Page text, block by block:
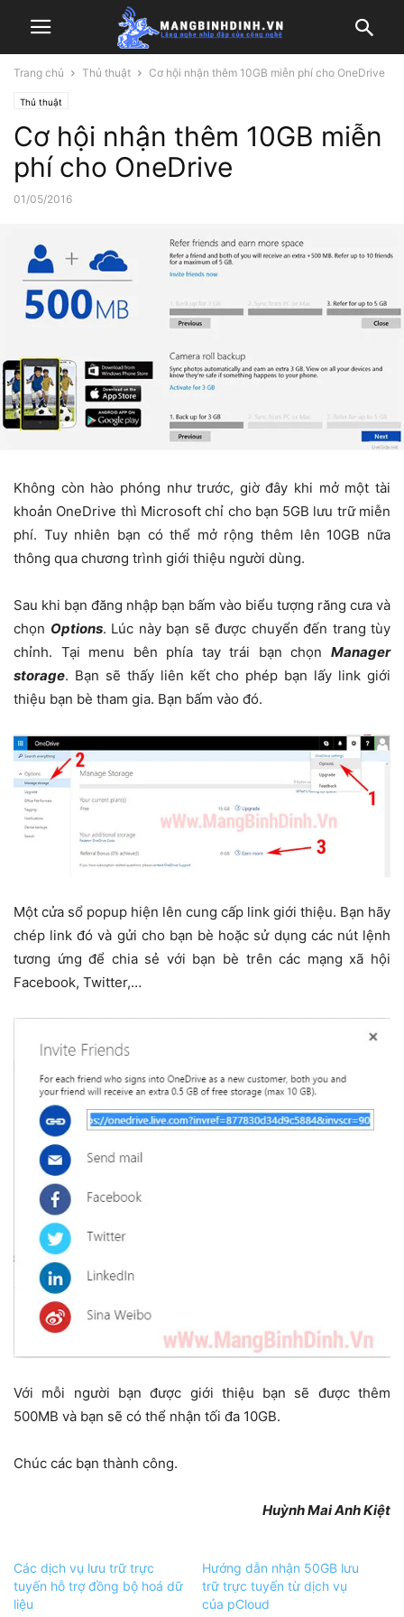
Trang chủ Thủ thuật Cơ hội nhận thêm 10GB miễn phí cho OneDrive
Thủ thuật
Cơ hội nhận thêm 10GB miễn
phí cho OneDrive
01/05/2016
Không còn hào phóng như trước, giờ đây khi mở một tài
khoản OneDrive thì Microsoft chỉ cho bạn 5GB lưu trữ miễn
phí. Tuy nhiên bạn có thể mở rộng thêm lên 10GB nữa
thông qua chương trình giới thiệu người dùng.
Sau khi bạn đăng nhập bạn bấm vào biểu tượng răng cưa và
chọn Options. Lúc này bạn sẽ được chuyển đến trang tùy
chỉnh. Tại menu bên phía tay trái bạn chọn Manager
storage. Bạn sẽ thấy liên kết cho phép bạn lấy link giới
thiệu bạn bè tham gia. Bạn bấm vào đó.
Một cửa sổ popup hiện lên cung cấp link giới thiệu. Bạn hãy
chép link đó và gửi cho bạn bè hoặc sử dụng các nút lệnh
tương ứng để chia sẻ với bạn bè trên các mạng xã hội
Facebook, Twitter,…
Với mỗi người bạn được giới thiệu bạn sẽ được thêm
500MB và bạn sẽ có thể nhận tối đa 10GB.
Chúc các bạn thành công.
Huỳnh Mai Anh Kiệt
Các dịch vụ lưu trữ trực
tuyến hỗ trợ đồng bộ hoá dữ
liệu
Hướng dẫn nhận 50GB lưu
trữ trực tuyến từ dịch vụ
của pCloud